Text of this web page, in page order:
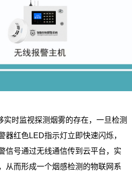
实时监视探测烟雾的存在，一旦检测
器红色LED指示灯立即快速闪烁，
信号通过无线通信传到云平台，实
从而形成一个烟感检测的物联网系